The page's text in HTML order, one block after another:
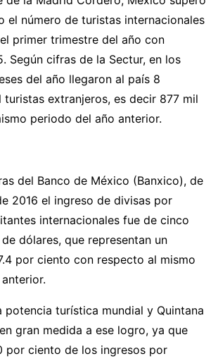
el número de turistas internacionales
primer trimestre del año con
Según cifras de la Sectur, en los
del año llegaron al país 8
turistas extranjeros, es decir 877 mil
periodo del año anterior.
del Banco de México (Banxico), de
2016 el ingreso de divisas por
internacionales fue de cinco
dólares, que representan un
por ciento con respecto al mismo
turística mundial y Quintana
gran medida a ese logro, ya que
por ciento de los ingresos por